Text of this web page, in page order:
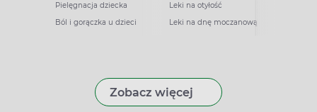
Pielęgnacja dziecka
Ból i gorączka u dzieci
Leki na otyłość
Leki na dnę moczanową
Zobacz więcej